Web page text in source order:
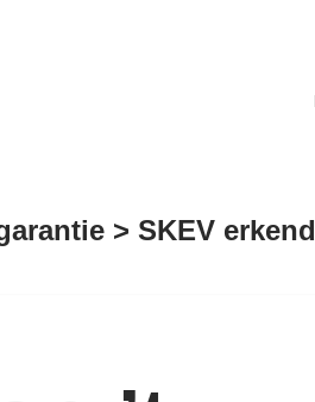
> SKEV erkend